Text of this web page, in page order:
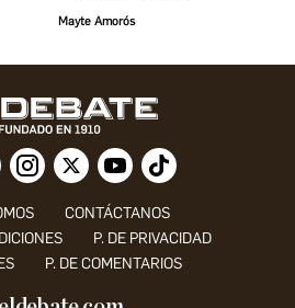
Mayte Amorós
CONTÁCTANOS
P. DE PRIVACIDAD
P. DE COMENTARIOS